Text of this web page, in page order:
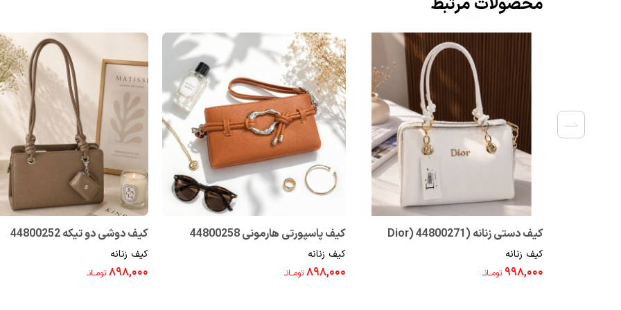
کیف دستی زنانه (Dior) 44800271
کیف زنانه
۹۹۸,۰۰۰ تومــانـ
کیف پاسپورتی هارمونی 44800258
کیف زنانه
۸۹۸,۰۰۰ تومــانـ
کیف دوشی دو تیکه 44800252
کیف زنانه
۸۹۸,۰۰۰ تومــانـ